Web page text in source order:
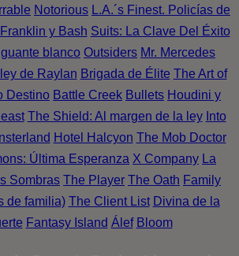
Notorious L.A.´s Finest. Policías de
Franklin y Bash Suits: La Clave Del Éxito
blanco Outsiders Mr. Mercedes
de Raylan Brigada de Élite The Art of
Destino Battle Creek Bullets Houdini y
The Shield: Al margen de la ley Into
Hotel Halcyon The Mob Doctor
Última Esperanza X Company La
Sombras The Player The Oath Family
de familia) The Client List Divina de la
Fantasy Island Álef Bloom